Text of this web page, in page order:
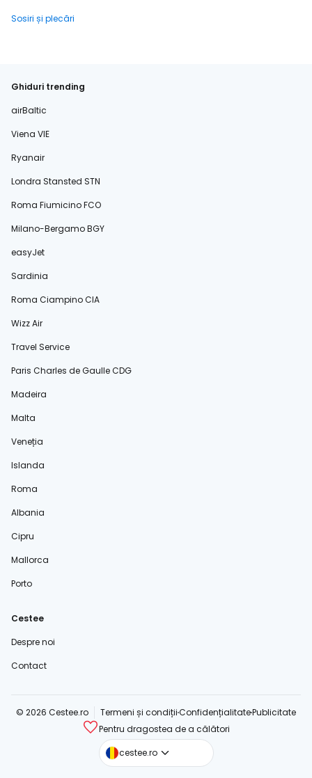
Sosiri și plecări
Ghiduri trending
airBaltic
Viena VIE
Ryanair
Londra Stansted STN
Roma Fiumicino FCO
Milano-Bergamo BGY
easyJet
Sardinia
Roma Ciampino CIA
Wizz Air
Travel Service
Paris Charles de Gaulle CDG
Madeira
Malta
Veneția
Islanda
Roma
Albania
Cipru
Mallorca
Porto
Cestee
Despre noi
Contact
© 2026 Cestee.ro Termeni și condițiiConfidențialitatePublicitate
Pentru dragostea de a călători
cestee.ro
cestee.com
cestee.sk